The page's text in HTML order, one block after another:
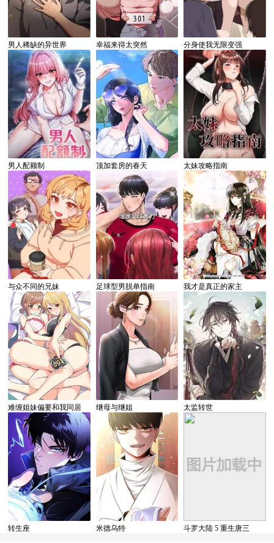
男人稀缺的异世界 幸福来得太突然 分身使我无限变强
男人配额制 顶加套房的春天 太妹攻略指南
与众不同的兄妹 足球型男脱单指南 我才是真正的家主
难缠姐妹偏要和我同居 继母与继姐 太监转世
转生座 米德乌特 斗罗大陆 5 重生唐三